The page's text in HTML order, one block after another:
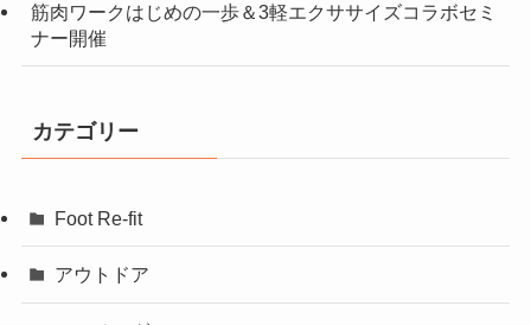
筋肉ワークはじめの一歩＆3軽エクササイズコラボセミ
ナー開催
カテゴリー
Foot Re-fit
アウトドア